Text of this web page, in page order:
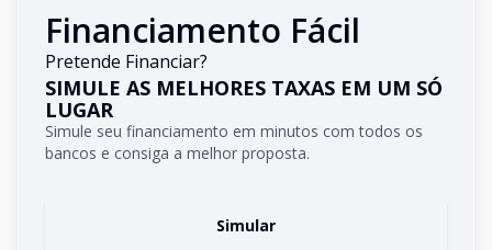
Financiamento Fácil
Pretende Financiar?
SIMULE AS MELHORES TAXAS EM UM SÓ
LUGAR
Simule seu financiamento em minutos com todos os
bancos e consiga a melhor proposta.
Simular